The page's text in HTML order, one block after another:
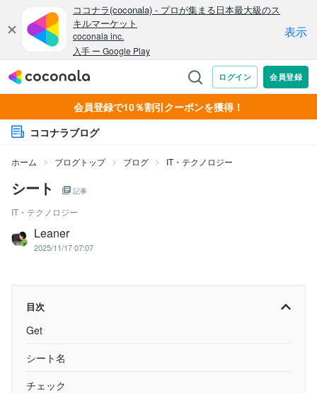
会員登録で10％割引クーポンを獲得！
ココナラブログ
ホーム ブログトップ ブログ IT・テクノロジー
シート 記事
IT・テクノロジー
Leaner
2025/11/17 07:07
目次
Get
シート名
チェック